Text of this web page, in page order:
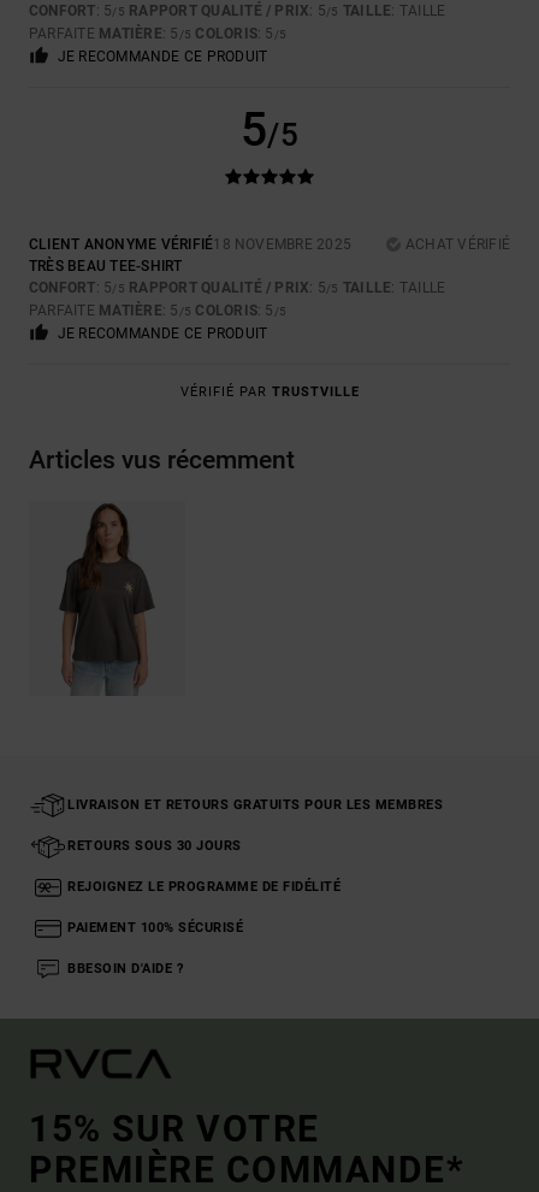
CONFORT: 5/5 RAPPORT QUALITÉ / PRIX: 5/5 TAILLE: TAILLE
PARFAITE MATIÈRE: 5 /5 COLORIS: 5 /5
JE RECOMMANDE CE PRODUIT
5/5
CLIENT ANONYME VÉRIFIÉ18 NOVEMBRE 2025
ACHAT VÉRIFIÉ
TRÈS BEAU TEE-SHIRT
CONFORT: 5/5 RAPPORT QUALITÉ / PRIX: 5/5 TAILLE: TAILLE
PARFAITE MATIÈRE: 5 /5 COLORIS: 5 /5
JE RECOMMANDE CE PRODUIT
VÉRIFIÉ PAR TRUSTVILLE
Articles vus récemment
LIVRAISON ET RETOURS GRATUITS POUR LES MEMBRES
RETOURS SOUS 30 JOURS
REJOIGNEZ LE PROGRAMME DE FIDÉLITÉ
PAIEMENT 100% SÉCURISÉ
BBESOIN D'AIDE ?
15% SUR VOTRE
PREMIÈRE COMMANDE*